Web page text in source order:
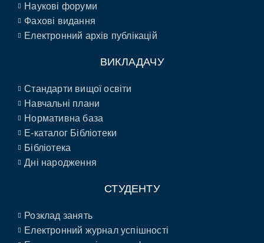
Наукові форуми
Фахові видання
Електронний архів публікацій
ВИКЛАДАЧУ
Стандарти вищої освіти
Навчальні плани
Нормативна база
E-каталог Бібліотеки
Бібліотека
Дні народження
СТУДЕНТУ
Розклад занять
Електронний журнал успішності